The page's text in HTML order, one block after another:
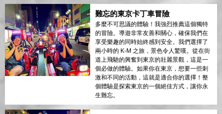
難忘的東京卡丁車冒險
多麼不可思議的體驗！我強烈推薦這個獨特
的冒險。導遊非常友善和關心，確保我們在
享受樂趣的同時始終感到安全。我們選擇了
兩小時的 K-M 之旅，景色令人驚嘆。從在街
道上飛馳的興奮到東京的壯麗景觀，這是一
個必做的體驗。如果你在東京，想要一些刺
激和不同的活動，這就是適合你的選擇！整
個體驗是探索東京的一個絕佳方式，讓你永
生難忘。